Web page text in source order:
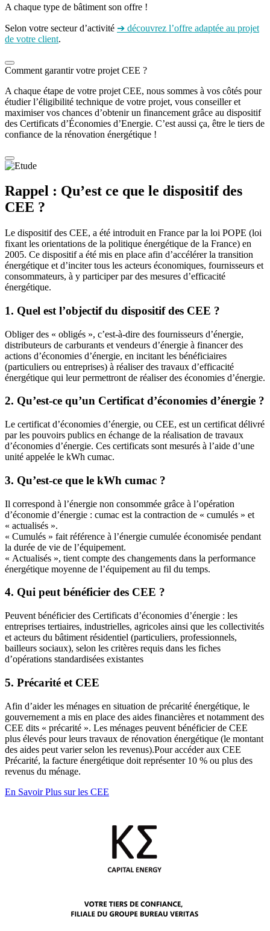
A chaque type de bâtiment son offre !
Selon votre secteur d’activité ➔ découvrez l’offre adaptée au projet
de votre client.
Comment garantir votre projet CEE ?
A chaque étape de votre projet CEE, nous sommes à vos côtés pour
étudier l’éligibilité technique de votre projet, vous conseiller et
maximiser vos chances d’obtenir un financement grâce au dispositif
des Certificats d’Économies d’Energie. C’est aussi ça, être le tiers de
confiance de la rénovation énergétique !
Rappel : Qu’est ce que le dispositif des
CEE ?
Le dispositif des CEE, a été introduit en France par la loi POPE (loi
fixant les orientations de la politique énergétique de la France) en
2005. Ce dispositif a été mis en place afin d’accélérer la transition
énergétique et d’inciter tous les acteurs économiques, fournisseurs et
consommateurs, à y participer par des mesures d’efficacité
énergétique.
1. Quel est l’objectif du dispositif des CEE ?
Obliger des « obligés », c’est-à-dire des fournisseurs d’énergie,
distributeurs de carburants et vendeurs d’énergie à financer des
actions d’économies d’énergie, en incitant les bénéficiaires
(particuliers ou entreprises) à réaliser des travaux d’efficacité
énergétique qui leur permettront de réaliser des économies d’énergie.
2. Qu’est-ce qu’un Certificat d’économies d’énergie ?
Le certificat d’économies d’énergie, ou CEE, est un certificat délivré
par les pouvoirs publics en échange de la réalisation de travaux
d’économies d’énergie. Ces certificats sont mesurés à l’aide d’une
unité appelée le kWh cumac.
3. Qu’est-ce que le kWh cumac ?
Il correspond à l’énergie non consommée grâce à l’opération
d’économie d’énergie : cumac est la contraction de « cumulés » et
« actualisés ».
« Cumulés » fait référence à l’énergie cumulée économisée pendant
la durée de vie de l’équipement.
« Actualisés », tient compte des changements dans la performance
énergétique moyenne de l’équipement au fil du temps.
4. Qui peut bénéficier des CEE ?
Peuvent bénéficier des Certificats d’économies d’énergie : les
entreprises tertiaires, industrielles, agricoles ainsi que les collectivités
et acteurs du bâtiment résidentiel (particuliers, professionnels,
bailleurs sociaux), selon les critères requis dans les fiches
d’opérations standardisées existantes
5. Précarité et CEE
Afin d’aider les ménages en situation de précarité énergétique, le
gouvernement a mis en place des aides financières et notamment des
CEE dits « précarité ». Les ménages peuvent bénéficier de CEE
plus élevés pour leurs travaux de rénovation énergétique (le montant
des aides peut varier selon les revenus).Pour accéder aux CEE
Précarité, la facture énergétique doit représenter 10 % ou plus des
revenus du ménage.
En Savoir Plus sur les CEE